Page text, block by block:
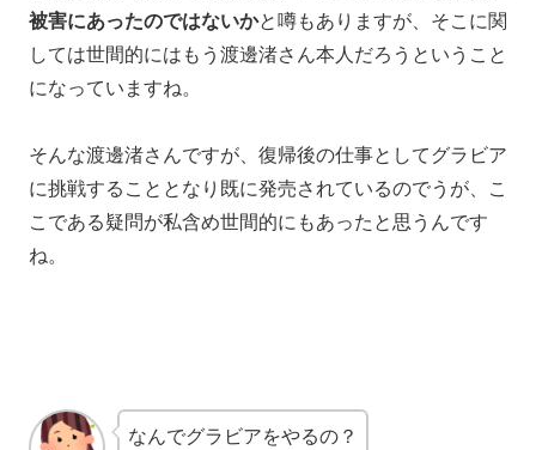
被害にあったのではないかと噂もありますが、そこに関
しては世間的にはもう渡邊渚さん本人だろうということ
になっていますね。
そんな渡邊渚さんですが、復帰後の仕事としてグラビア
に挑戦することとなり既に発売されているのでうが、こ
こである疑問が私含め世間的にもあったと思うんです
ね。
なんでグラビアをやるの？